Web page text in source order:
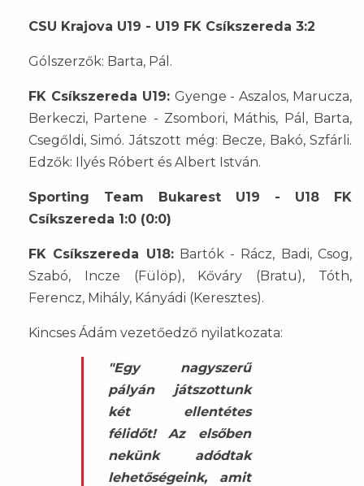
CSU Krajova U19 - U19 FK Csíkszereda 3:2
Gólszerzők: Barta, Pál.
FK Csíkszereda U19: Gyenge - Aszalos, Marucza,
Berkeczi, Partene - Zsombori, Máthis, Pál, Barta,
Csegőldi, Simó. Játszott még: Becze, Bakó, Szfárli.
Edzők: Ilyés Róbert és Albert István.
Sporting Team Bukarest U19 - U18 FK
Csíkszereda 1:0 (0:0)
FK Csíkszereda U18:Bartók - Rácz, Badi, Csog,
Szabó, Incze (Fülöp), Kőváry (Bratu), Tóth,
Ferencz, Mihály, Kányádi (Keresztes).
Kincses Ádám vezetőedző nyilatkozata:
"Egy nagyszerű
pályán játszottunk
két ellentétes
félidőt! Az elsőben
nekünk adódtak
lehetőségeink, amit